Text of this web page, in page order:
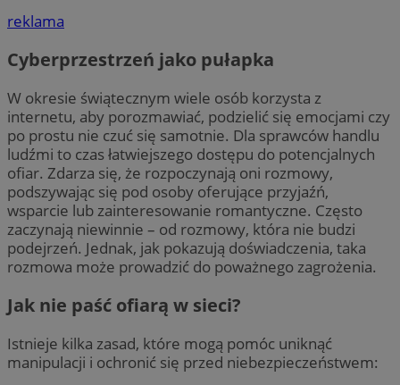
reklama
Cyberprzestrzeń jako pułapka
W okresie świątecznym wiele osób korzysta z
internetu, aby porozmawiać, podzielić się emocjami czy
po prostu nie czuć się samotnie. Dla sprawców handlu
ludźmi to czas łatwiejszego dostępu do potencjalnych
ofiar. Zdarza się, że rozpoczynają oni rozmowy,
podszywając się pod osoby oferujące przyjaźń,
wsparcie lub zainteresowanie romantyczne. Często
zaczynają niewinnie – od rozmowy, która nie budzi
podejrzeń. Jednak, jak pokazują doświadczenia, taka
rozmowa może prowadzić do poważnego zagrożenia.
Jak nie paść ofiarą w sieci?
Istnieje kilka zasad, które mogą pomóc uniknąć
manipulacji i ochronić się przed niebezpieczeństwem: